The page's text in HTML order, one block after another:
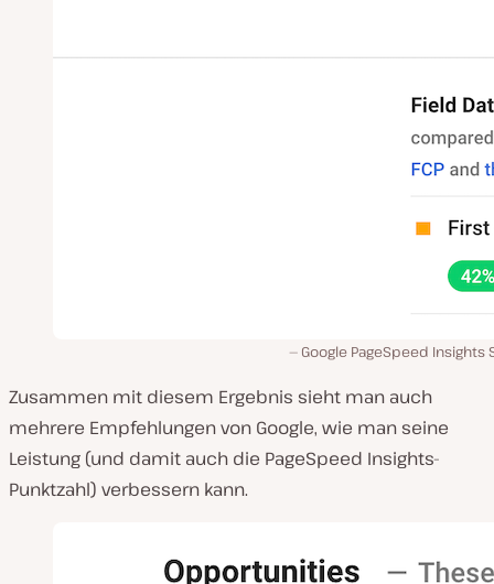
Google PageSpeed Insights
Zusammen mit diesem Ergebnis sieht man auch
mehrere Empfehlungen von Google, wie man seine
Leistung (und damit auch die PageSpeed Insights-
Punktzahl) verbessern kann.